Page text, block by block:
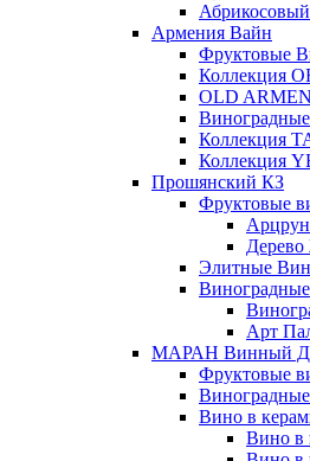
Армения Вайн
Фруктовые
Коллекция
OLD
Коллекция
Коллекция
Прошянский КЗ
Фруктовые
Элитные
Арт
МАРАН Винный
Фруктовые
Вино в
Вино в